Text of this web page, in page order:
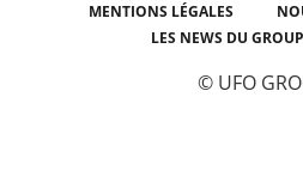
MENTIONS LÉGALES
LES NEWS DU
© UFO